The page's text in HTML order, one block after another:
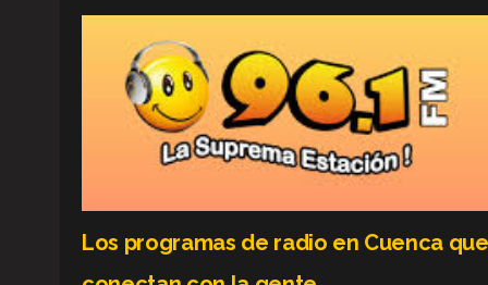
Los programas de radio en Cuenca que